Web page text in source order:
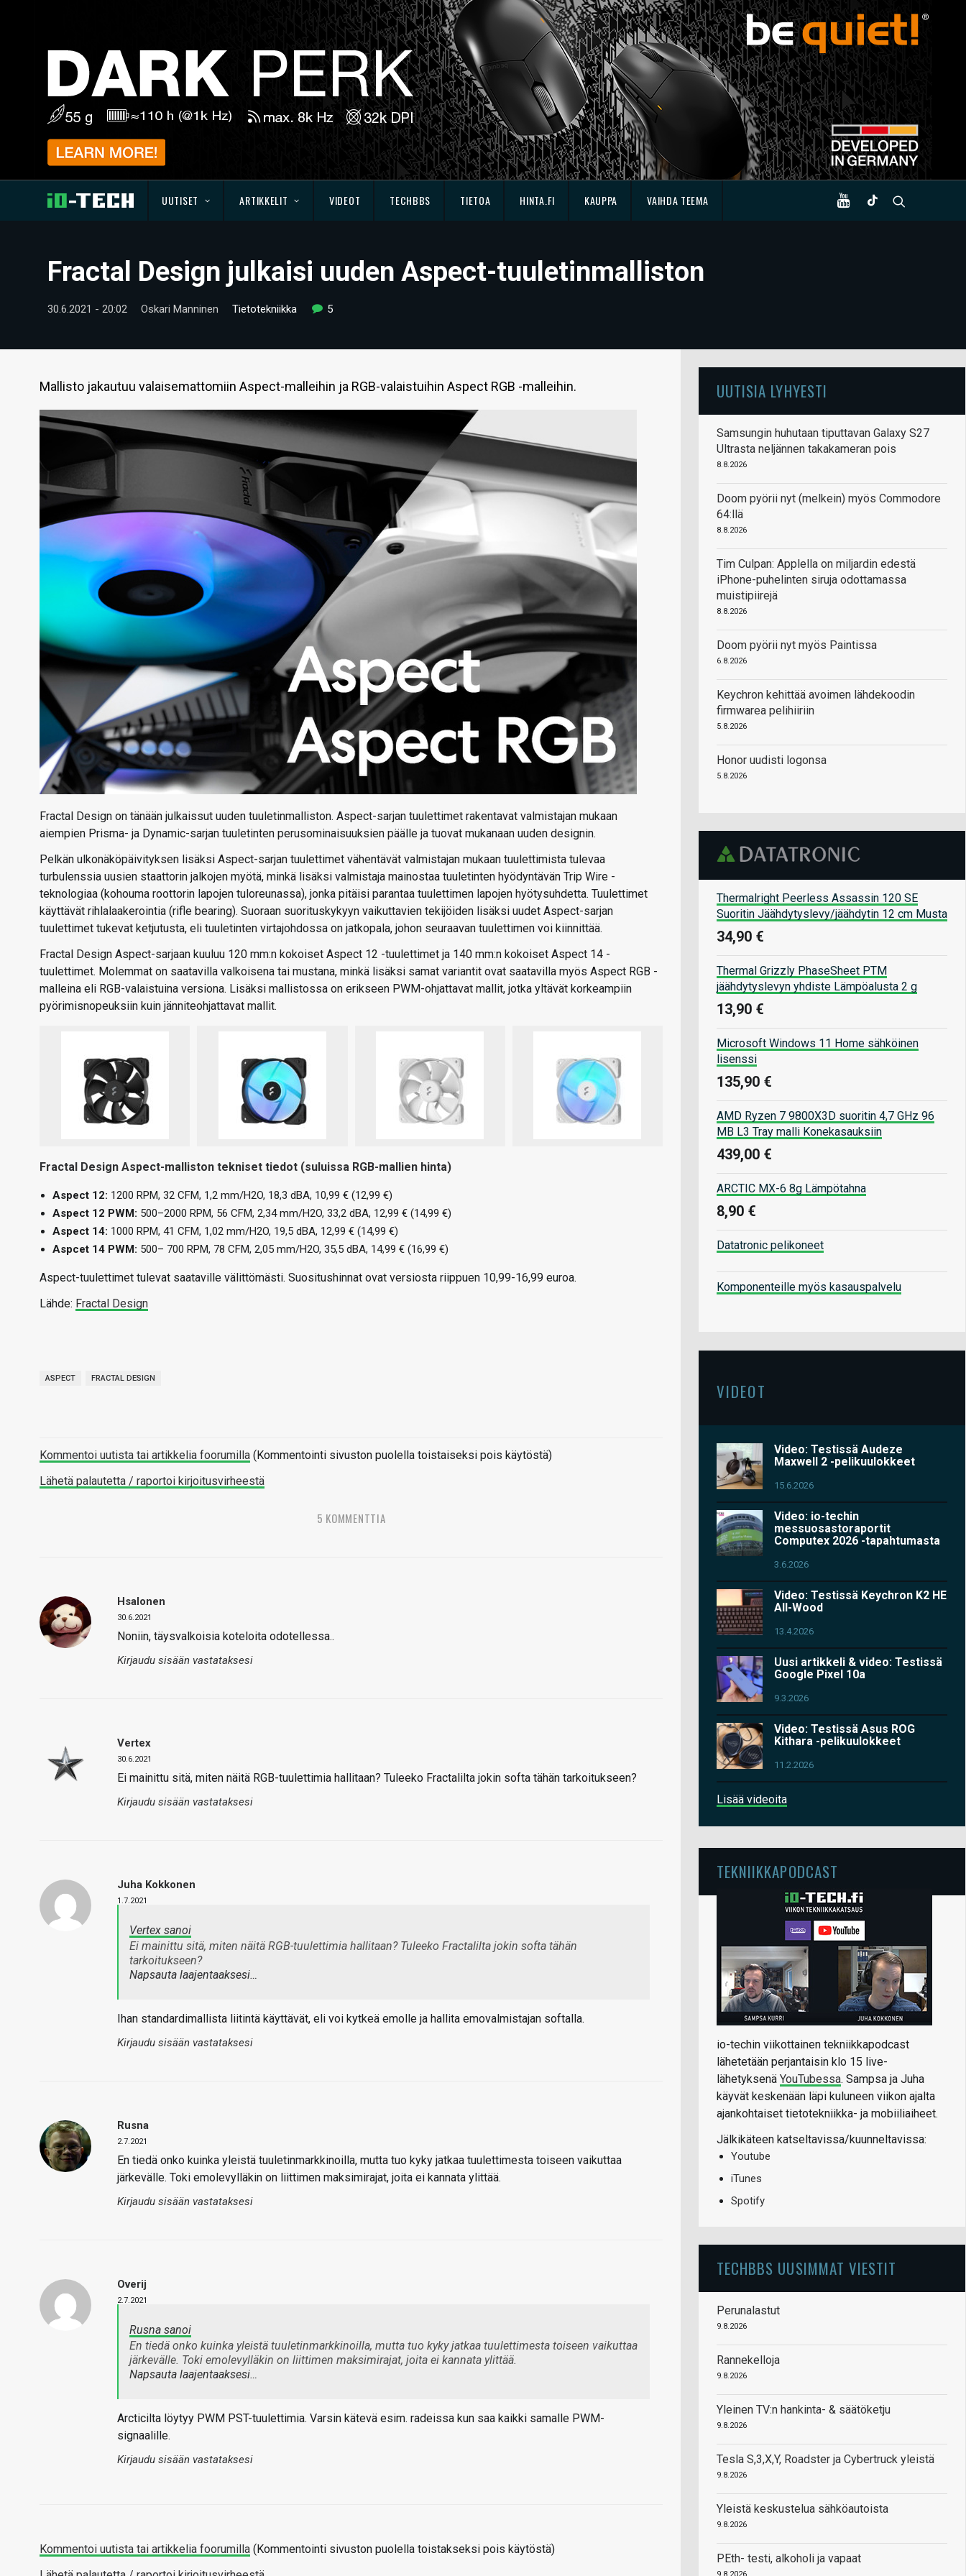
UUTISET ARTIKKELIT VIDEOT TECHBBS TIETOA HINTA.FI KAUPPA VAIHDA TEEMA
Fractal Design julkaisi uuden Aspect-tuuletinmalliston
30.6.2021 - 20:02 Oskari Manninen Tietotekniikka 5
Mallisto jakautuu valaisemattomiin Aspect-malleihin ja RGB-valaistuihin Aspect RGB -malleihin.
Fractal Design on tänään julkaissut uuden tuuletinmalliston. Aspect-sarjan tuulettimet rakentavat valmistajan mukaan
aiempien Prisma- ja Dynamic-sarjan tuuletinten perusominaisuuksien päälle ja tuovat mukanaan uuden designin.
Pelkän ulkonäköpäivityksen lisäksi Aspect-sarjan tuulettimet vähentävät valmistajan mukaan tuulettimista tulevaa
turbulenssia uusien staattorin jalkojen myötä, minkä lisäksi valmistaja mainostaa tuuletinten hyödyntävän Trip Wire -
teknologiaa (kohouma roottorin lapojen tuloreunassa), jonka pitäisi parantaa tuulettimen lapojen hyötysuhdetta. Tuulettimet
käyttävät rihlalaakerointia (rifle bearing). Suoraan suorituskykyyn vaikuttavien tekijöiden lisäksi uudet Aspect-sarjan
tuulettimet tukevat ketjutusta, eli tuuletinten virtajohdossa on jatkopala, johon seuraavan tuulettimen voi kiinnittää.
Fractal Design Aspect-sarjaan kuuluu 120 mm:n kokoiset Aspect 12 -tuulettimet ja 140 mm:n kokoiset Aspect 14 -
tuulettimet. Molemmat on saatavilla valkoisena tai mustana, minkä lisäksi samat variantit ovat saatavilla myös Aspect RGB -
malleina eli RGB-valaistuina versiona. Lisäksi mallistossa on erikseen PWM-ohjattavat mallit, jotka yltävät korkeampiin
pyörimisnopeuksiin kuin jänniteohjattavat mallit.
Fractal Design Aspect-malliston tekniset tiedot (suluissa RGB-mallien hinta)
Aspect 12: 1200 RPM, 32 CFM, 1,2 mm/H2O, 18,3 dBA, 10,99 € (12,99 €)
Aspect 12 PWM: 500–2000 RPM, 56 CFM, 2,34 mm/H2O, 33,2 dBA, 12,99 € (14,99 €)
Aspect 14: 1000 RPM, 41 CFM, 1,02 mm/H2O, 19,5 dBA, 12,99 € (14,99 €)
Aspcet 14 PWM: 500– 700 RPM, 78 CFM, 2,05 mm/H2O, 35,5 dBA, 14,99 € (16,99 €)
Aspect-tuulettimet tulevat saataville välittömästi. Suositushinnat ovat versiosta riippuen 10,99-16,99 euroa.
Lähde: Fractal Design
ASPECT FRACTAL DESIGN
Kommentoi uutista tai artikkelia foorumilla (Kommentointi sivuston puolella toistaiseksi pois käytöstä)
Lähetä palautetta / raportoi kirjoitusvirheestä
5 KOMMENTTIA
Hsalonen
30.6.2021
Noniin, täysvalkoisia koteloita odotellessa..
Kirjaudu sisään vastataksesi
Vertex
30.6.2021
Ei mainittu sitä, miten näitä RGB-tuulettimia hallitaan? Tuleeko Fractalilta jokin softa tähän tarkoitukseen?
Kirjaudu sisään vastataksesi
Juha Kokkonen
1.7.2021
Vertex sanoi
Ei mainittu sitä, miten näitä RGB-tuulettimia hallitaan? Tuleeko Fractalilta jokin softa tähän
tarkoitukseen?
Napsauta laajentaaksesi…
Ihan standardimallista liitintä käyttävät, eli voi kytkeä emolle ja hallita emovalmistajan softalla.
Kirjaudu sisään vastataksesi
Rusna
2.7.2021
En tiedä onko kuinka yleistä tuuletinmarkkinoilla, mutta tuo kyky jatkaa tuulettimesta toiseen vaikuttaa
järkevälle. Toki emolevylläkin on liittimen maksimirajat, joita ei kannata ylittää.
Kirjaudu sisään vastataksesi
Overij
2.7.2021
Rusna sanoi
En tiedä onko kuinka yleistä tuuletinmarkkinoilla, mutta tuo kyky jatkaa tuulettimesta toiseen vaikuttaa
järkevälle. Toki emolevylläkin on liittimen maksimirajat, joita ei kannata ylittää.
Napsauta laajentaaksesi…
Arcticilta löytyy PWM PST-tuulettimia. Varsin kätevä esim. radeissa kun saa kaikki samalle PWM-
signaalille.
Kirjaudu sisään vastataksesi
Kommentoi uutista tai artikkelia foorumilla (Kommentointi sivuston puolella toistakseksi pois käytöstä)
UUTISIA LYHYESTI
Samsungin huhutaan tiputtavan Galaxy S27
Ultrasta neljännen takakameran pois
8.8.2026
Doom pyörii nyt (melkein) myös Commodore
64:llä
8.8.2026
Tim Culpan: Applella on miljardin edestä
iPhone-puhelinten siruja odottamassa
muistipiirejä
8.8.2026
Doom pyörii nyt myös Paintissa
6.8.2026
Keychron kehittää avoimen lähdekoodin
firmwarea pelihiiriin
5.8.2026
Honor uudisti logonsa
5.8.2026
Thermalright Peerless Assassin 120 SE
Suoritin Jäähdytyslevy/jäähdytin 12 cm Musta
34,90 €
Thermal Grizzly PhaseSheet PTM
jäähdytyslevyn yhdiste Lämpöalusta 2 g
13,90 €
Microsoft Windows 11 Home sähköinen
lisenssi
135,90 €
AMD Ryzen 7 9800X3D suoritin 4,7 GHz 96
MB L3 Tray malli Konekasauksiin
439,00 €
ARCTIC MX-6 8g Lämpötahna
8,90 €
Datatronic pelikoneet
Komponenteille myös kasauspalvelu
VIDEOT
Video: Testissä Audeze
Maxwell 2 -pelikuulokkeet
15.6.2026
Video: io-techin
messuosastoraportit
Computex 2026 -tapahtumasta
3.6.2026
Video: Testissä Keychron K2 HE
All-Wood
13.4.2026
Uusi artikkeli & video: Testissä
Google Pixel 10a
9.3.2026
Video: Testissä Asus ROG
Kithara -pelikuulokkeet
11.2.2026
Lisää videoita
TEKNIIKKAPODCAST
io-techin viikottainen tekniikkapodcast
lähetetään perjantaisin klo 15 live-
lähetyksenä YouTubessa. Sampsa ja Juha
käyvät keskenään läpi kuluneen viikon ajalta
ajankohtaiset tietotekniikka- ja mobiiliaiheet.
Jälkikäteen katseltavissa/kuunneltavissa:
Youtube
iTunes
Spotify
TECHBBS UUSIMMAT VIESTIT
Perunalastut
9.8.2026
Rannekelloja
9.8.2026
Yleinen TV:n hankinta- & säätöketju
9.8.2026
Tesla S,3,X,Y, Roadster ja Cybertruck yleistä
9.8.2026
Yleistä keskustelua sähköautoista
9.8.2026
PEth- testi, alkoholi ja vapaat
9.8.2026